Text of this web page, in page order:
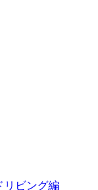
リビング編